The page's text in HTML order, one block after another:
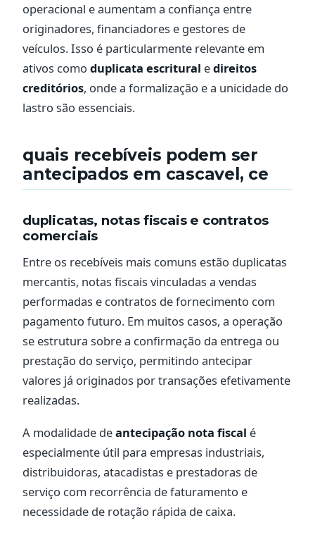
operacional e aumentam a confiança entre
originadores, financiadores e gestores de
veículos. Isso é particularmente relevante em
ativos como duplicata escritural edireitos
creditórios, onde a formalização e a unicidade do
lastro são essenciais.
quais recebíveis podem ser
antecipados em cascavel, ce
duplicatas, notas fiscais e contratos
comerciais
Entre os recebíveis mais comuns estão duplicatas
mercantis, notas fiscais vinculadas a vendas
performadas e contratos de fornecimento com
pagamento futuro. Em muitos casos, a operação
se estrutura sobre a confirmação da entrega ou
prestação do serviço, permitindo antecipar
valores já originados por transações efetivamente
realizadas.
A modalidade deantecipação nota fiscal é
especialmente útil para empresas industriais,
distribuidoras, atacadistas e prestadoras de
serviço com recorrência de faturamento e
necessidade de rotação rápida de caixa.